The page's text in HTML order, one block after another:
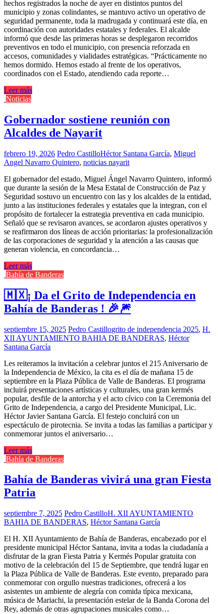
hechos registrados la noche de ayer en distintos puntos del
municipio y zonas colindantes, se mantuvo activo un operativo de
seguridad permanente, toda la madrugada y continuará este día, en
coordinación con autoridades estatales y federales. El alcalde
informó que desde las primeras horas se desplegaron recorridos
preventivos en todo el municipio, con presencia reforzada en
accesos, comunidades y vialidades estratégicas. “Prácticamente no
hemos dormido. Hemos estado al frente de los operativos,
coordinados con el Estado, atendiendo cada reporte…
Leer más
Noticias
Gobernador sostiene reunión con
Alcaldes de Nayarit
febrero 19, 2026 Pedro CastilloHéctor Santana García, Miguel
Angel Navarro Quintero, noticias nayarit
El gobernador del estado, Miguel Ángel Navarro Quintero, informó
que durante la sesión de la Mesa Estatal de Construcción de Paz y
Seguridad sostuvo un encuentro con las y los alcaldes de la entidad,
junto a las instituciones federales y estatales que la integran, con el
propósito de fortalecer la estrategia preventiva en cada municipio.
Señaló que se revisaron avances, se acordaron ajustes operativos y
se reafirmaron dos líneas de acción prioritarias: la profesionalización
de las corporaciones de seguridad y la atención a las causas que
generan violencia, en concordancia…
Leer más
Bahía de Banderas
🇲🇽¡ Da el Grito de Independencia en
Bahía de Banderas ! 🎉🎆
septiembre 15, 2025 Pedro Castillogrito de independencia 2025, H.
XII AYUNTAMIENTO BAHIA DE BANDERAS, Héctor
Santana García
Les reiteramos la invitación a celebrar juntos el 215 Aniversario de
la Independencia de México, la cita es el día de mañana 15 de
septiembre en la Plaza Pública de Valle de Banderas. El programa
incluirá presentaciones artísticas y culturales, una gran kermés
popular, desfile de la antorcha y el acto cívico con la Ceremonia del
Grito de Independencia, a cargo del Presidente Municipal, Lic.
Héctor Javier Santana García. El festejo concluirá con un
espectáculo de pirotecnia. Se invita a todas las familias a participar y
conmemorar juntos el aniversario…
Leer más
Bahía de Banderas
Bahía de Banderas vivirá una gran Fiesta
Patria
septiembre 7, 2025 Pedro CastilloH. XII AYUNTAMIENTO
BAHIA DE BANDERAS, Héctor Santana García
El H. XII Ayuntamiento de Bahía de Banderas, encabezado por el
presidente municipal Héctor Santana, invita a todas la ciudadanía a
disfrutar de la gran Fiesta Patria y Kermés Popular gratuita con
motivo de la celebración del 15 de Septiembre, que tendrá lugar en
la Plaza Pública de Valle de Banderas. Este evento, preparado para
conmemorar con orgullo nuestras tradiciones, ofrecerá a los
asistentes un ambiente de alegría con comida típica mexicana,
música de Mariachi, la presentación estelar de la Banda Corona del
Rey, además de otras agrupaciones musicales como…